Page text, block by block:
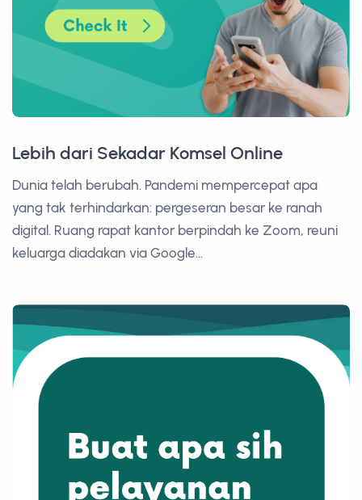
Lebih dari Sekadar Komsel Online
Dunia telah berubah. Pandemi mempercepat apa
yang tak terhindarkan: pergeseran besar ke ranah
digital. Ruang rapat kantor berpindah ke Zoom, reuni
keluarga diadakan via Google...